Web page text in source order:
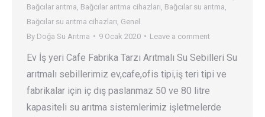
Bağcılar arıtma Bağcılar arıtma cihazları Bağcılar su arıtma
Bağcılar su arıtma cihazları Genel
By Doğa Su Arıtma 9 Ocak 2020 Leave a comment
Ev İş yeri Cafe Fabrika Tarzı Arıtmalı Su Sebilleri Su
arıtmalı sebillerimiz ev,cafe,ofis tipi,iş teri tipi ve
fabrikalar için iç dış paslanmaz 50 ve 80 litre
kapasiteli su arıtma sistemlerimiz işletmelerde